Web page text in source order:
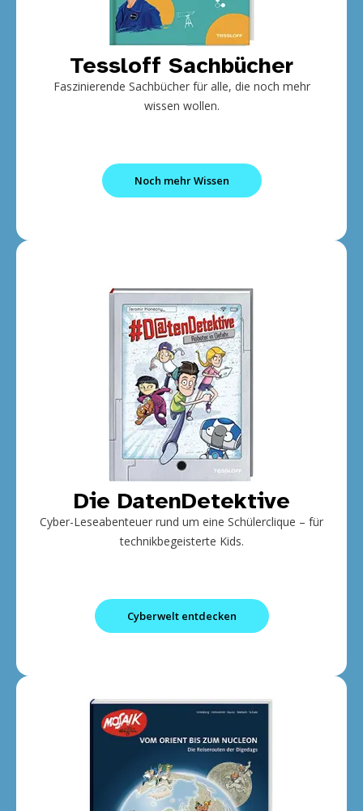
Tessloff Sachbücher
Faszinierende Sachbücher für alle, die noch mehr
wissen wollen.
Noch mehr Wissen
Die DatenDetektive
Cyber-Leseabenteuer rund um eine Schülerclique – für
technikbegeisterte Kids.
Cyberwelt entdecken